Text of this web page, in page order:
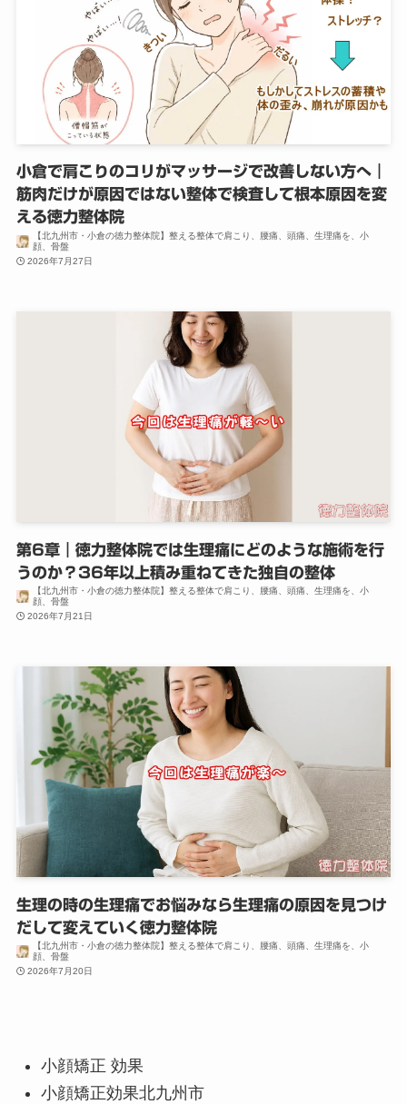
小倉で肩こりのコリがマッサージで改善しない方へ｜
筋肉だけが原因ではない整体で検査して根本原因を変
える徳力整体院
【北九州市・小倉の徳力整体院】整える整体で肩こり、腰痛、頭痛、生理痛を、小
顔、骨盤
2026年7月27日
第6章｜徳力整体院では生理痛にどのような施術を行
うのか？36年以上積み重ねてきた独自の整体
【北九州市・小倉の徳力整体院】整える整体で肩こり、腰痛、頭痛、生理痛を、小
顔、骨盤
2026年7月21日
生理の時の生理痛でお悩みなら生理痛の原因を見つけ
だして変えていく徳力整体院
【北九州市・小倉の徳力整体院】整える整体で肩こり、腰痛、頭痛、生理痛を、小
顔、骨盤
2026年7月20日
小顔矯正 効果
小顔矯正効果北九州市